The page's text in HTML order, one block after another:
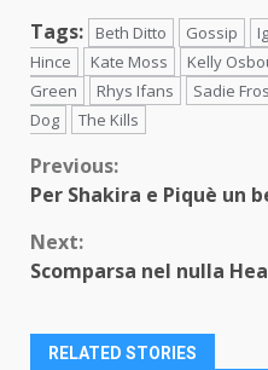
Tags:
Beth Ditto Gossip
Hince
Kate Moss Kelly
Green
Rhys Ifans Sadie
Dog
The Kills
Continue
Previous:
Per Shakira e Piquè un
Next:
Scomparsa nel nulla
RELATED STORIES